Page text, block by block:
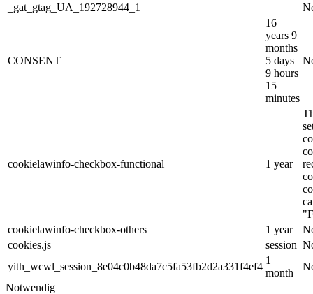
_gat_gtag_UA_192728944_1
CONSENT
16
years 9
months
5 days
9 hours
15
minutes
cookielawinfo-checkbox-functional 1 year
cookielawinfo-checkbox-others
1 year
cookies.js
session
yith_wcwl_session_8e04c0b48da7c5fa53fb2d2a331f4ef4
1
month
Notwendig